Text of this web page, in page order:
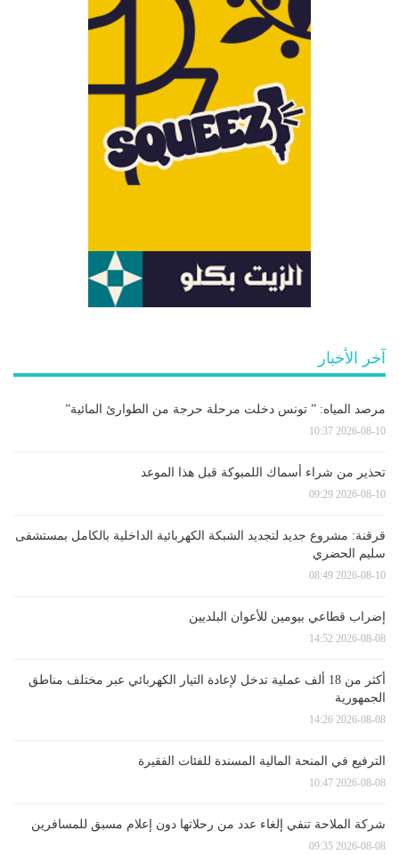
آخر الأخبار
مرصد المياه: ” تونس دخلت مرحلة حرجة من الطوارئ المائية”
2026-08-10 10:37
تحذير من شراء أسماك اللمبوكة قبل هذا الموعد
2026-08-10 09:29
قرقنة: مشروع جديد لتجديد الشبكة الكهربائية الداخلية بالكامل بمستشفى
سليم الحضري
2026-08-10 08:49
إضراب قطاعي بيومين للأعوان البلديين
2026-08-08 14:52
أكثر من 18 ألف عملية تدخل لإعادة التيار الكهربائي عبر مختلف مناطق
الجمهورية
2026-08-08 14:26
الترفيع في المنحة المالية المسندة للفئات الفقيرة
2026-08-08 10:47
شركة الملاحة تنفي إلغاء عدد من رحلاتها دون إعلام مسبق للمسافرين
2026-08-08 09:35